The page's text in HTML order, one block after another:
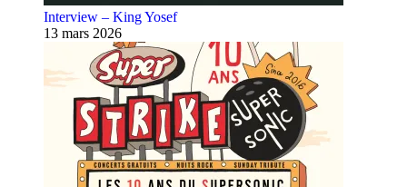
Interview – King Yosef
13 mars 2026